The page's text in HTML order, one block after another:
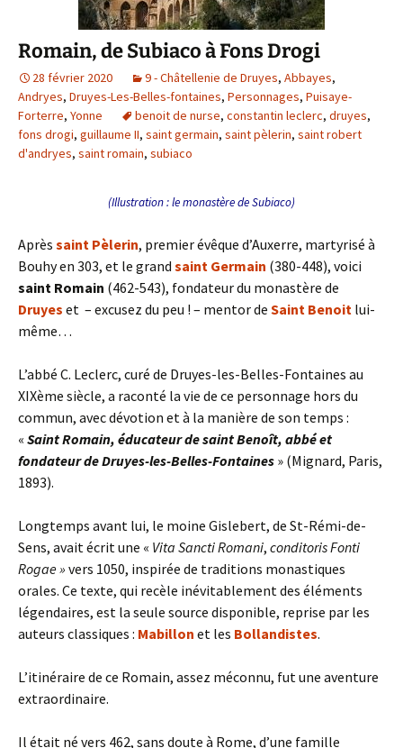
Romain, de Subiaco à Fons Drogi
28 février 2020 9 - Châtellenie de Druyes, Abbayes,
Andryes, Druyes-Les-Belles-fontaines, Personnages, Puisaye-
Forterre, Yonne benoit de nurse, constantin leclerc, druyes,
fons drogi, guillaume II, saint germain, saint pèlerin, saint robert
d'andryes, saint romain, subiaco
(Illustration : le monastère de Subiaco)
Après saint Pèlerin, premier évêque d’Auxerre, martyrisé à
Bouhy en 303, et le grand saint Germain (380-448), voici
saint Romain (462-543), fondateur du monastère de
Druyes et – excusez du peu ! – mentor de Saint Benoit lui-
même…
L’abbé C. Leclerc, curé de Druyes-les-Belles-Fontaines au
XIXème siècle, a raconté la vie de ce personnage hors du
commun, avec dévotion et à la manière de son temps :
« Saint Romain, éducateur de saint Benoît, abbé et
fondateur de Druyes-les-Belles-Fontaines » (Mignard, Paris,
1893).
Longtemps avant lui, le moine Gislebert, de St-Rémi-de-
Sens, avait écrit une « Vita Sancti Romani, conditoris Fonti
Rogae » vers 1050, inspirée de traditions monastiques
orales. Ce texte, qui recèle inévitablement des éléments
légendaires, est la seule source disponible, reprise par les
auteurs classiques : Mabillon et les Bollandistes.
L’itinéraire de ce Romain, assez méconnu, fut une aventure
extraordinaire.
Il était né vers 462, sans doute à Rome, d’une famille